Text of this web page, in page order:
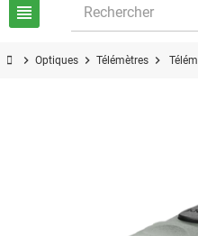
view_headline
chevron_right Optiques chevron_right Télémètres chevron_right